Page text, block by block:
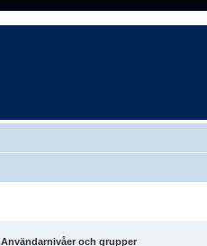
Användarnivåer och grupper